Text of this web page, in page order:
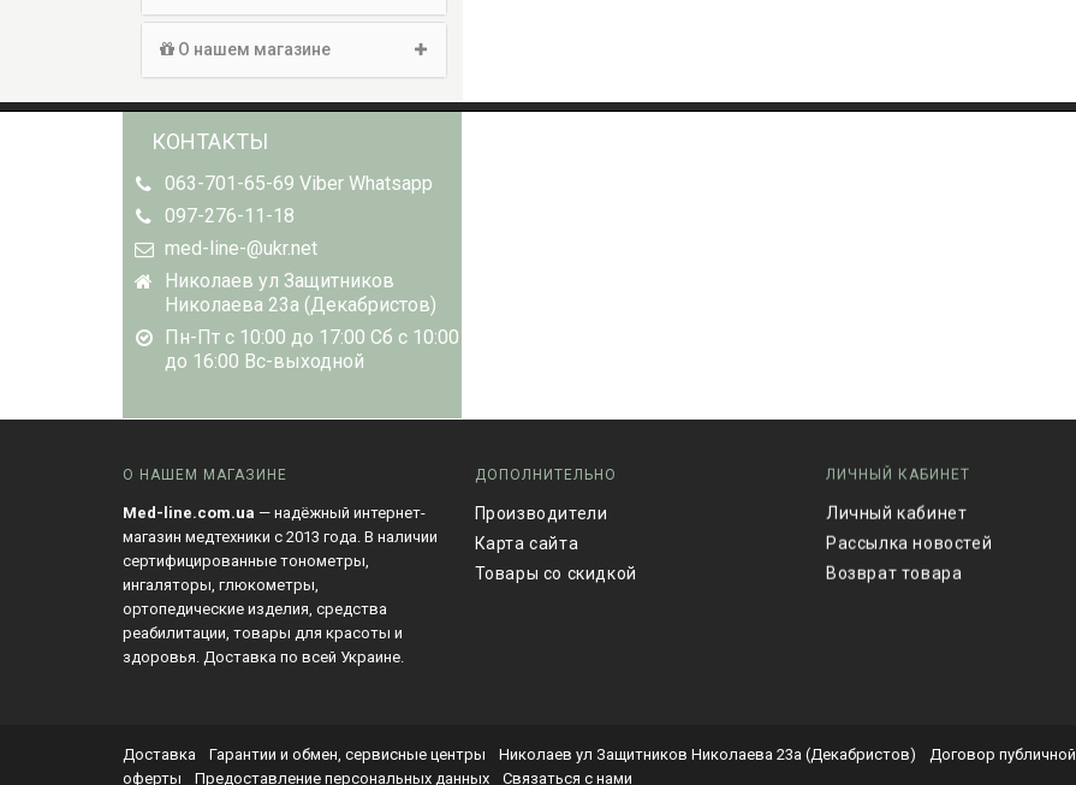
О нашем магазине
КОНТАКТЫ
063-701-65-69 Viber Whatsapp
097-276-11-18
med-line-@ukr.net
Николаев ул Защитников
Николаева 23а (Декабристов)
Пн-Пт с 10:00 до 17:00 Сб с 10:00
до 16:00 Вс-выходной
О НАШЕМ МАГАЗИНЕ
Med-line.com.ua — надёжный интернет-
магазин медтехники с 2013 года. В наличии
сертифицированные тонометры,
ингаляторы, глюкометры,
ортопедические изделия, средства
реабилитации, товары для красоты и
здоровья. Доставка по всей Украине.
ДОПОЛНИТЕЛЬНО
Производители
Карта сайта
Товары со скидкой
ЛИЧНЫЙ КАБИНЕТ
Личный кабинет
Рассылка новостей
Возврат товара
Доставка Гарантии и обмен, сервисные центры Николаев ул Защитников Николаева 23а (Декабристов)
Договор публичной
оферты
Предоставление персональных данных Связаться с нами